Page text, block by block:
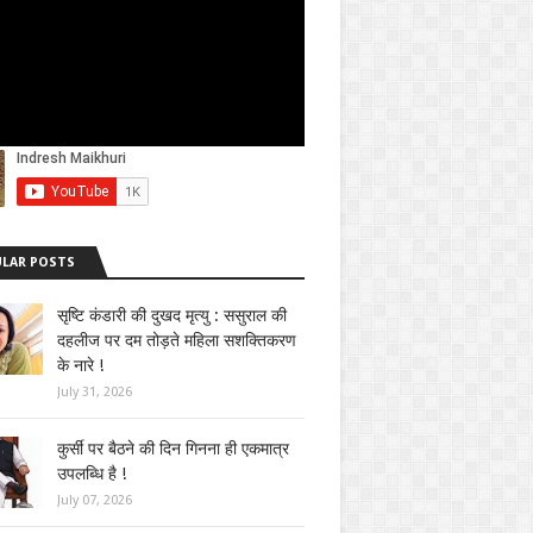
POSTS
सृष्टि कंडारी की दुखद मृत्यु : ससुराल की
दहलीज पर दम तोड़ते महिला सशक्तिकरण
के नारे !
July 31, 2026
कुर्सी पर बैठने की दिन गिनना ही एकमात्र
उपलब्धि है !
July 07, 2026